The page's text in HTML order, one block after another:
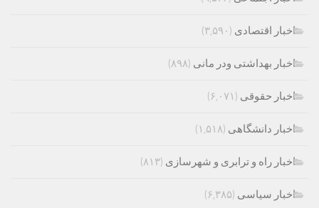
اخبار اقتصادی (۳,۵۹۰)
اخبار بهداشتی ودر مانی (۸۹۸)
اخبار حقوقی (۶,۰۷۱)
اخبار دانشگاهی (۱,۵۱۸)
اخبار راه و ترابری و شهرسازی (۸۱۳)
اخبار سیاسی (۶,۳۸۵)